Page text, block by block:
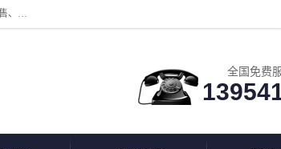
公司主营换热器.换热设备、供水设备，核心产品涵盖：管壳式换热器、换热机组、不锈钢组合式水箱、水处理设备等，提供非标设备集生产、销售、安装一体化服务，可满足全国酒店、学校、医院、商业综合体、工业项目等多场景换热与供水需求。
全国免费